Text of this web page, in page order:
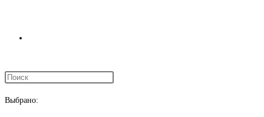
поиск
Выбрано: